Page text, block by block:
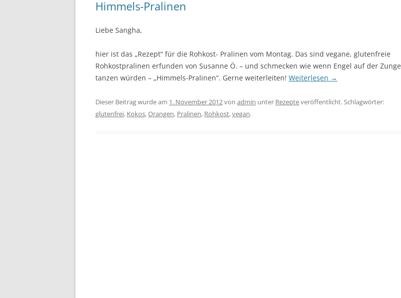
Himmels-Pralinen
Liebe Sangha,
hier ist das „Rezept“ für die Rohkost- Pralinen vom Montag. Das sind vegane, glutenfreie
Rohkostpralinen erfunden von Susanne Ö. – und schmecken wie wenn Engel auf der Zunge
tanzen würden – „Himmels-Pralinen“. Gerne weiterleiten! Weiterlesen →
Dieser Beitrag wurde am 1. November 2012von admin unter Rezepteveröffentlicht. Schlagwörter:
glutenfrei, Kokos,Orangen, Pralinen, Rohkost,vegan.